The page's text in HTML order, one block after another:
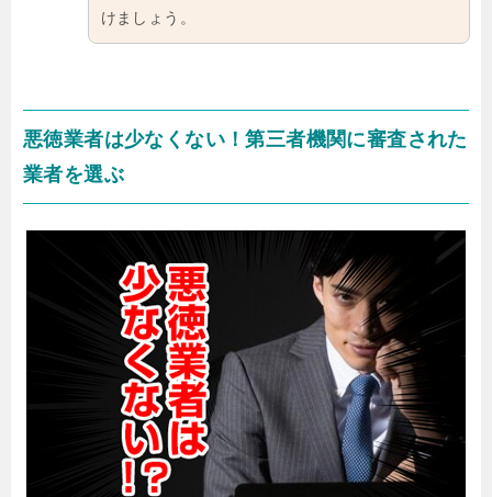
けましょう。
悪徳業者は少なくない！第三者機関に審査された
業者を選ぶ